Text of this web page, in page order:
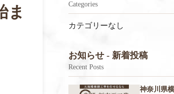
ま
Categories
カテゴリーなし
お知らせ - 新着投稿
Recent Posts
神奈川県